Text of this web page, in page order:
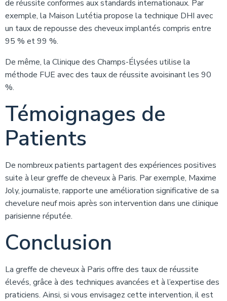
de réussite conformes aux standards internationaux. Par
exemple, la Maison Lutétia propose la technique DHI avec
un taux de repousse des cheveux implantés compris entre
95 % et 99 %.
De même, la Clinique des Champs-Élysées utilise la
méthode FUE avec des taux de réussite avoisinant les 90
%.
Témoignages de
Patients
De nombreux patients partagent des expériences positives
suite à leur greffe de cheveux à Paris. Par exemple, Maxime
Joly, journaliste, rapporte une amélioration significative de sa
chevelure neuf mois après son intervention dans une clinique
parisienne réputée.
Conclusion
La greffe de cheveux à Paris offre des taux de réussite
élevés, grâce à des techniques avancées et à l’expertise des
praticiens. Ainsi, si vous envisagez cette intervention, il est